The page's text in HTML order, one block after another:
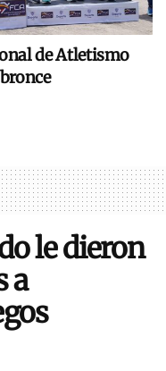
de Atletismo
le dieron
a